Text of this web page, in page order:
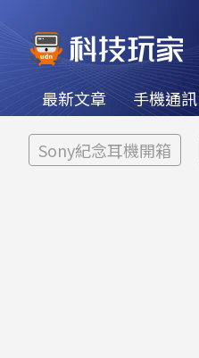
最新文章 手機通訊
Sony紀念耳機開箱